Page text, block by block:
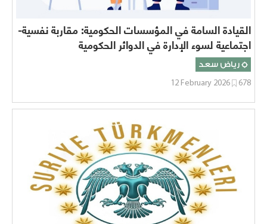
القيادة السامة في المؤسسات الحكومية: مقاربة نفسية-
اجتماعية لسوء الإدارة في الدوائر الحكومية
رياض سعد
678
12 February 2026